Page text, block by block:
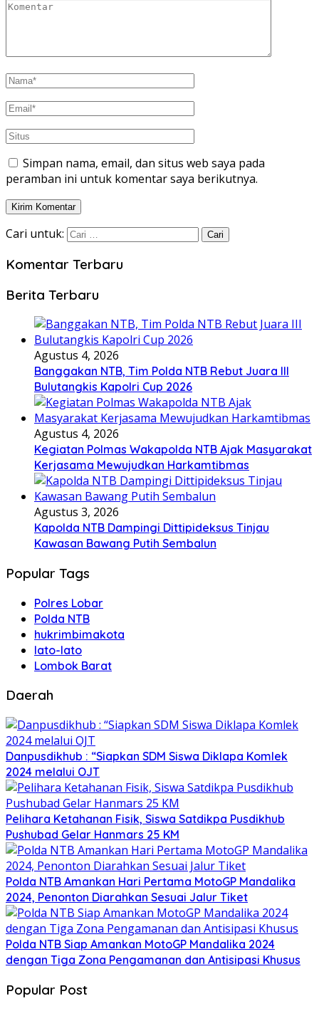
Simpan nama, email, dan situs web saya pada
peramban ini untuk komentar saya berikutnya.
Cari untuk:
Komentar Terbaru
Berita Terbaru
Agustus 4, 2026
Banggakan NTB, Tim Polda NTB Rebut Juara III
Bulutangkis Kapolri Cup 2026
Agustus 4, 2026
Kegiatan Polmas Wakapolda NTB Ajak Masyarakat
Kerjasama Mewujudkan Harkamtibmas
Agustus 3, 2026
Kapolda NTB Dampingi Dittipideksus Tinjau
Kawasan Bawang Putih Sembalun
Popular Tags
Polres Lobar
Polda NTB
hukrimbimakota
lato-lato
Lombok Barat
Daerah
Danpusdikhub : “Siapkan SDM Siswa Diklapa Komlek
2024 melalui OJT
Pelihara Ketahanan Fisik, Siswa Satdikpa Pusdikhub
Pushubad Gelar Hanmars 25 KM
Polda NTB Amankan Hari Pertama MotoGP Mandalika
2024, Penonton Diarahkan Sesuai Jalur Tiket
Polda NTB Siap Amankan MotoGP Mandalika 2024
dengan Tiga Zona Pengamanan dan Antisipasi Khusus
Popular Post